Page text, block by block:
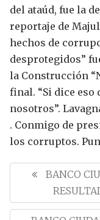
del ataúd, fue la
reportaje de
hechos de
desprotegidos”
la Construcción
final. “Si dice eso
nosotros”.
. Conmigo de
los corruptos.
g
P
E
BANCO